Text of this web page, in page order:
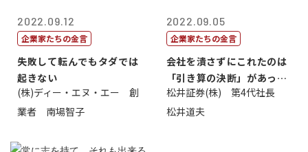
2022.09.12
企業家たちの金言
失敗して転んでもタダでは
起きない
(株)ディー・エヌ・エー 創
業者 南場智子
2022.09.05
企業家たちの金言
会社を潰さずにこれたのは
「引き算の決断」があった
から
松井証券(株) 第4代社長
松井道夫